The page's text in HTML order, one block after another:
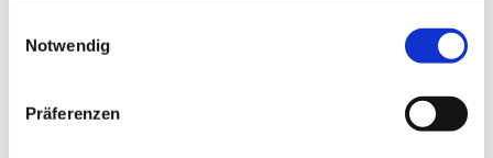
Notwendig
Präferenzen